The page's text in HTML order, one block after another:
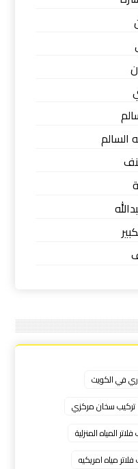
السالم
في الكويت
تركيب سخان مركزي
المياه المنزلية
مياه امريكيه